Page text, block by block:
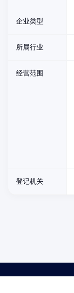
企业类型
所属行业
经营范围
登记机关